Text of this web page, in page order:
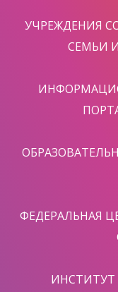
УЧРЕЖДЕНИЯ
СЕМЬИ
ФЕДЕРАЛЬНАЯ
ИНСТИТУТ